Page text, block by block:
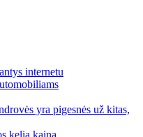
internetu
yra pigesnės už kitas,
kelia kainą